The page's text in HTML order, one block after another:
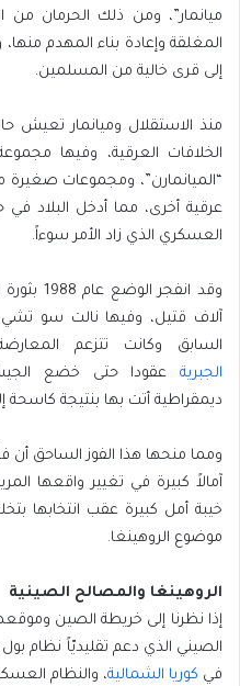
ميانمار”، ومن ذلك الحرمان من
المغلقة وإعادة بناء المهدم
إلى قرى خالية من المسلمين.
منذ الاستقلال وميانمار تعيش
الخلافات العرقية، وفيها
“الميانمارن”، ومجموعات صغيرة
عرقية أخرى، مما أدخل البلاد
العسكري الذي زاد الأمر سوءاً.
وقد
آلاف قتيل، وفيها نالت سو تشي
السابق وكانت تتزعم
الجبرية عقودا حتى خضع الجيش
ديمقراطية أتت بها بنتيجة كاسحة
ومما منحها هذا الفوز الساحق
آمالاً كبيرة في تغيير واقعها
خيبة أمل كبيرة عقب انتخابها
موضوع الروهينغا.
الروهينغا والمصالح الصينية
إذا نظرنا إلى خريطة الصين
الصيني الذي دعم تقليديّاً نظام
في كوريا الشمالية، والنظام